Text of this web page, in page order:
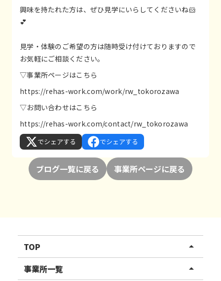
興味を持たれた方は、ぜひ見学にいらしてくださいね🐹
💕
見学・体験のご希望の方は随時受け付けておりますので
お気軽にご相談ください。
▽事業所ページはこちら
https://rehas-work.com/work/rw_tokorozawa
▽お問い合わせはこちら
https://rehas-work.com/contact/rw_tokorozawa
でシェアする でシェアする
ブログ一覧に戻る 事業所ページに戻る
TOP arrow_drop_up
リハスワーク
事業所一覧 arrow_drop_up